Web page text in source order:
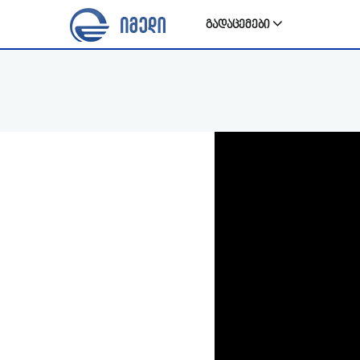
გადაცემები